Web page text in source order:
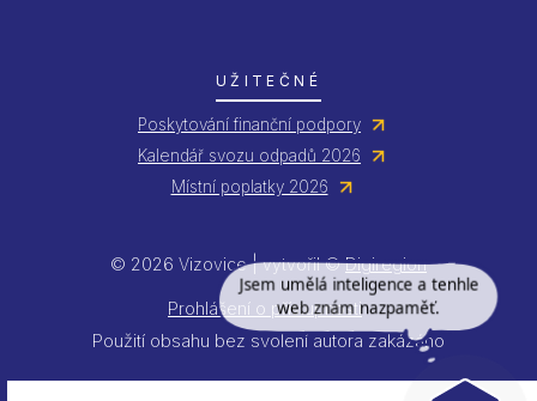
UŽITEČNÉ
Poskytování finanční podpory
Kalendář svozu odpadů 2026
Místní poplatky 2026
© 2026 Vizovice | vytvořil ©Digiregion
Prohlášení o přístupnosti
Použití obsahu bez svolení autora zakázáno
Jsem umělá inteligence a tenhle
web znám nazpaměť.